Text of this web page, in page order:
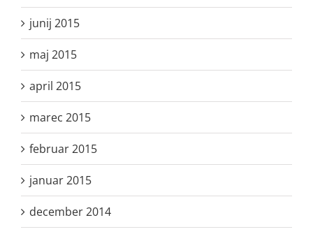
junij 2015
maj 2015
april 2015
marec 2015
februar 2015
januar 2015
december 2014